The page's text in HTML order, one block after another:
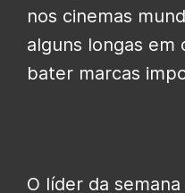
nos cinemas
alguns longas em
bater marcas
O líder da